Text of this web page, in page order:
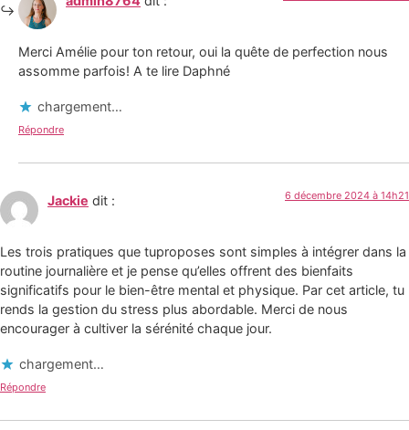
Merci Amélie pour ton retour, oui la quête de perfection nous
assomme parfois! A te lire Daphné
chargement…
Répondre
Jackie dit : 6 décembre 2024 à 14h21
Les trois pratiques que tuproposes sont simples à intégrer dans la
routine journalière et je pense qu’elles offrent des bienfaits
significatifs pour le bien-être mental et physique. Par cet article, tu
rends la gestion du stress plus abordable. Merci de nous
encourager à cultiver la sérénité chaque jour.
chargement…
Répondre